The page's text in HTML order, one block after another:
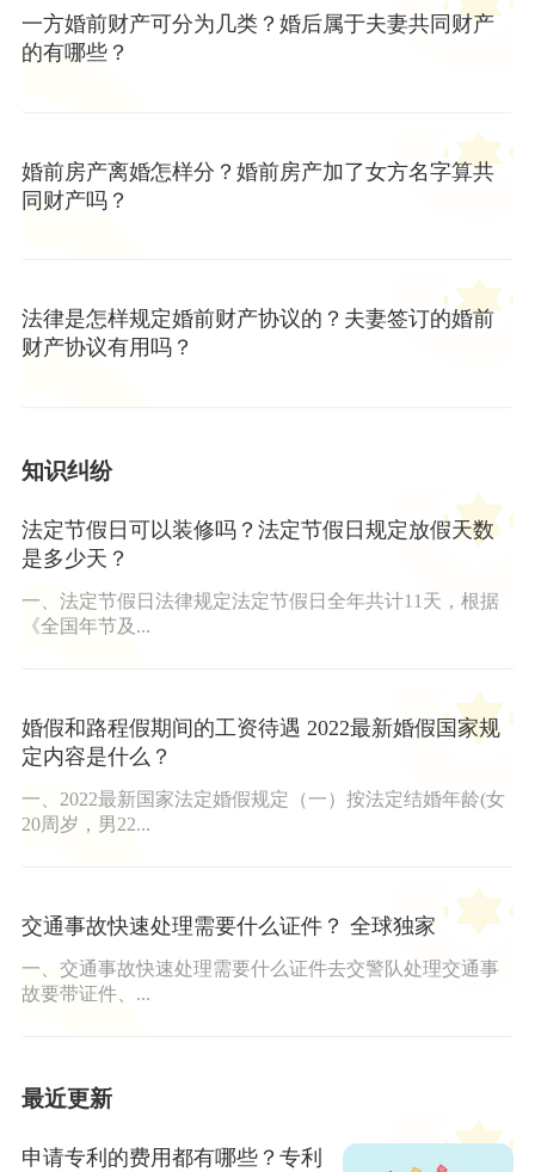
一方婚前财产可分为几类？婚后属于夫妻共同财产
的有哪些？
婚前房产离婚怎样分？婚前房产加了女方名字算共
同财产吗？
法律是怎样规定婚前财产协议的？夫妻签订的婚前
财产协议有用吗？
知识纠纷
法定节假日可以装修吗？法定节假日规定放假天数
是多少天？
一、法定节假日法律规定法定节假日全年共计11天，根据
《全国年节及...
婚假和路程假期间的工资待遇 2022最新婚假国家规
定内容是什么？
一、2022最新国家法定婚假规定（一）按法定结婚年龄(女
20周岁，男22...
交通事故快速处理需要什么证件？ 全球独家
一、交通事故快速处理需要什么证件去交警队处理交通事
故要带证件、...
最近更新
申请专利的费用都有哪些？专利